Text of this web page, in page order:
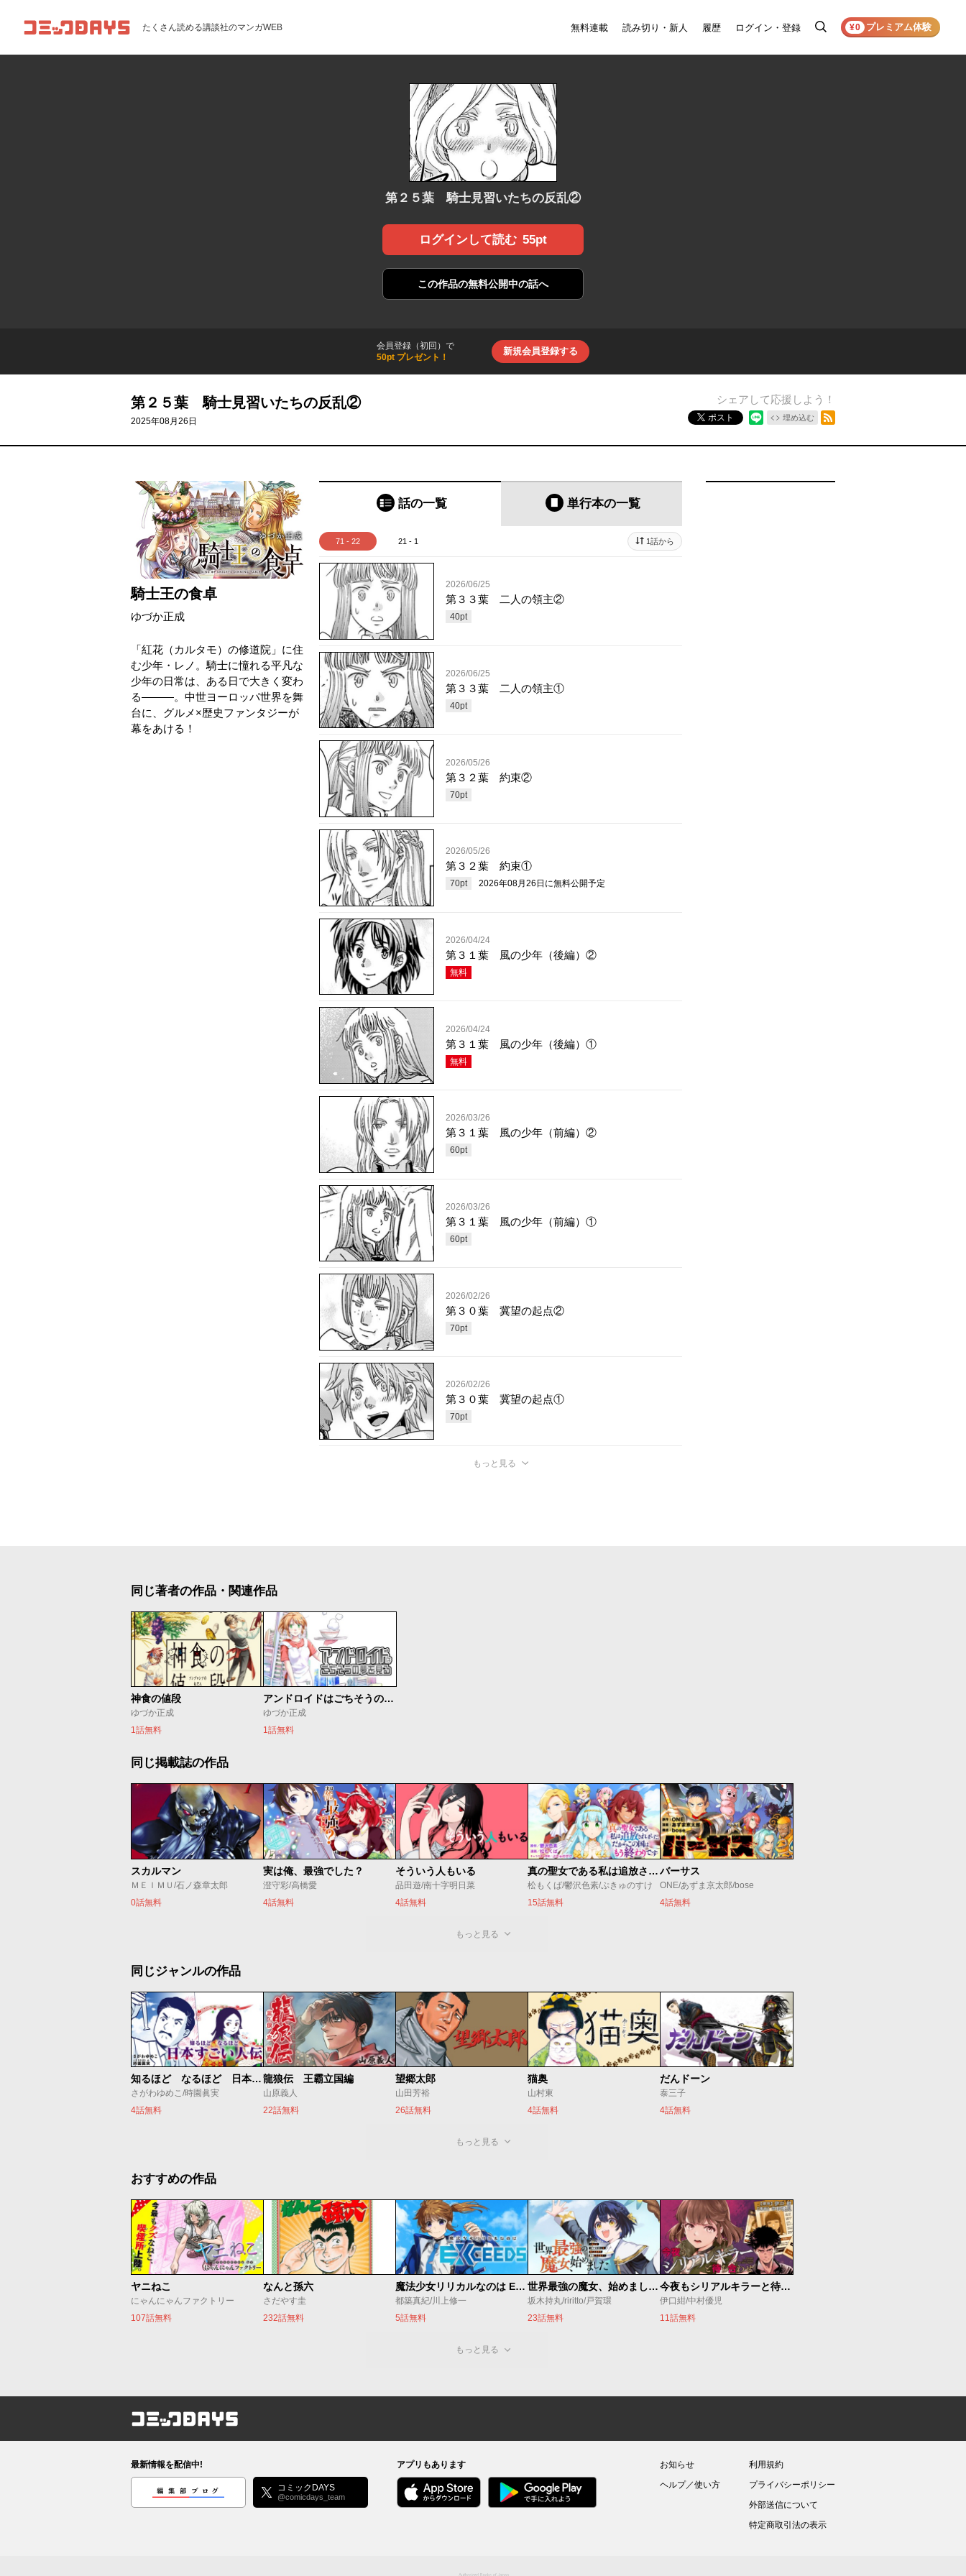
コミックDAYS たくさん読める講談社のマンガWEB 無料連載 読み切り・新人 履歴 ログイン・登録
検
¥0 プレミアム体験
第２５葉 騎士見習いたちの反乱②
ログインして読む 55pt
この作品の無料公開中の話へ
会員登録（初回）で
50pt プレゼント！
新規会員登録する
第２５葉 騎士見習いたちの反乱②
2025年08月26日
シェアして応援しよう！
ポスト 埋め込む
騎士王の食卓
ゆづか正成
「紅花（カルタモ）の修道院」に住
む少年・レノ。騎士に憧れる平凡な
少年の日常は、ある日で大きく変わ
る―――。中世ヨーロッパ世界を舞
台に、グルメ×歴史ファンタジーが
幕をあける！
話の一覧 単行本の一覧
71 - 22 21 - 1 1話から
2026/06/25
第３３葉 二人の領主②
40pt
2026/06/25
第３３葉 二人の領主①
40pt
2026/05/26
第３２葉 約束②
70pt
2026/05/26
第３２葉 約束①
70pt 2026年08月26日 に無料公開予定
2026/04/24
第３１葉 風の少年（後編）②
無料
2026/04/24
第３１葉 風の少年（後編）①
無料
2026/03/26
第３１葉 風の少年（前編）②
60pt
2026/03/26
第３１葉 風の少年（前編）①
60pt
2026/02/26
第３０葉 冀望の起点②
70pt
2026/02/26
第３０葉 冀望の起点①
70pt
もっと見る
同じ著者の作品・関連作品
神食の値段
ゆづか正成
1話無料
アンドロイドはごちそうの夢を見る
ゆづか正成
1話無料
同じ掲載誌の作品
スカルマン
ＭＥＩＭＵ/石ノ森章太郎
0話無料
実は俺、最強でした？
澄守彩/高橋愛
4話無料
そういう人もいる
品田遊/南十字明日菜
4話無料
真の聖女である私は追放されました。だからこの国はもう終わりです
松もくば/鬱沢色素/ぷきゅのすけ
15話無料
バーサス
ONE/あずま京太郎/bose
4話無料
もっと見る
同じジャンルの作品
知るほど なるほど 日本すごい人伝
さがわゆめこ/時園眞実
4話無料
龍狼伝 王霸立国編
山原義人
22話無料
望郷太郎
山田芳裕
26話無料
猫奥
山村東
4話無料
だんドーン
泰三子
4話無料
もっと見る
おすすめの作品
ヤニねこ
にゃんにゃんファクトリー
107話無料
なんと孫六
さだやす圭
232話無料
魔法少女リリカルなのは EXCEEDS
都築真紀/川上修一
5話無料
世界最強の魔女、始めました ～私だけ『攻略サイト』を見れる世界で自由に生きます～
坂木持丸/riritto/戸賀環
23話無料
今夜もシリアルキラーと待ち合わせ
伊口紺/中村優児
11話無料
もっと見る
コミックDAYS
最新情報を配信中!
編集部ブログ コミックDAYS
@comicdays_team
アプリもあります
お知らせ
ヘルプ／使い方
利用規約
プライバシーポリシー
外部送信について
特定商取引法の表示